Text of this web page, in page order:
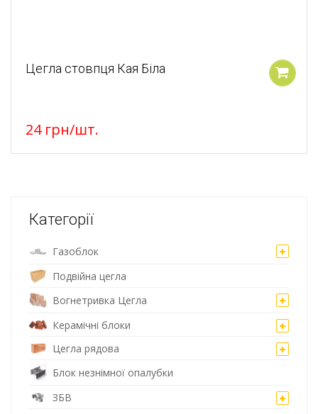
Цегла стовпця Кая Біла
24грн/шт.
Категорії
Газоблок
Подвійна цегла
Вогнетривка Цегла
Керамічні блоки
Цегла рядова
Блок незнімної опалубки
ЗБВ